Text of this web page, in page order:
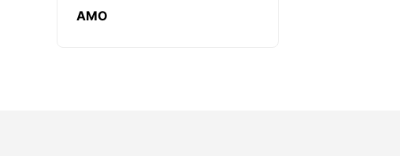
AMO
Приборы контроля и